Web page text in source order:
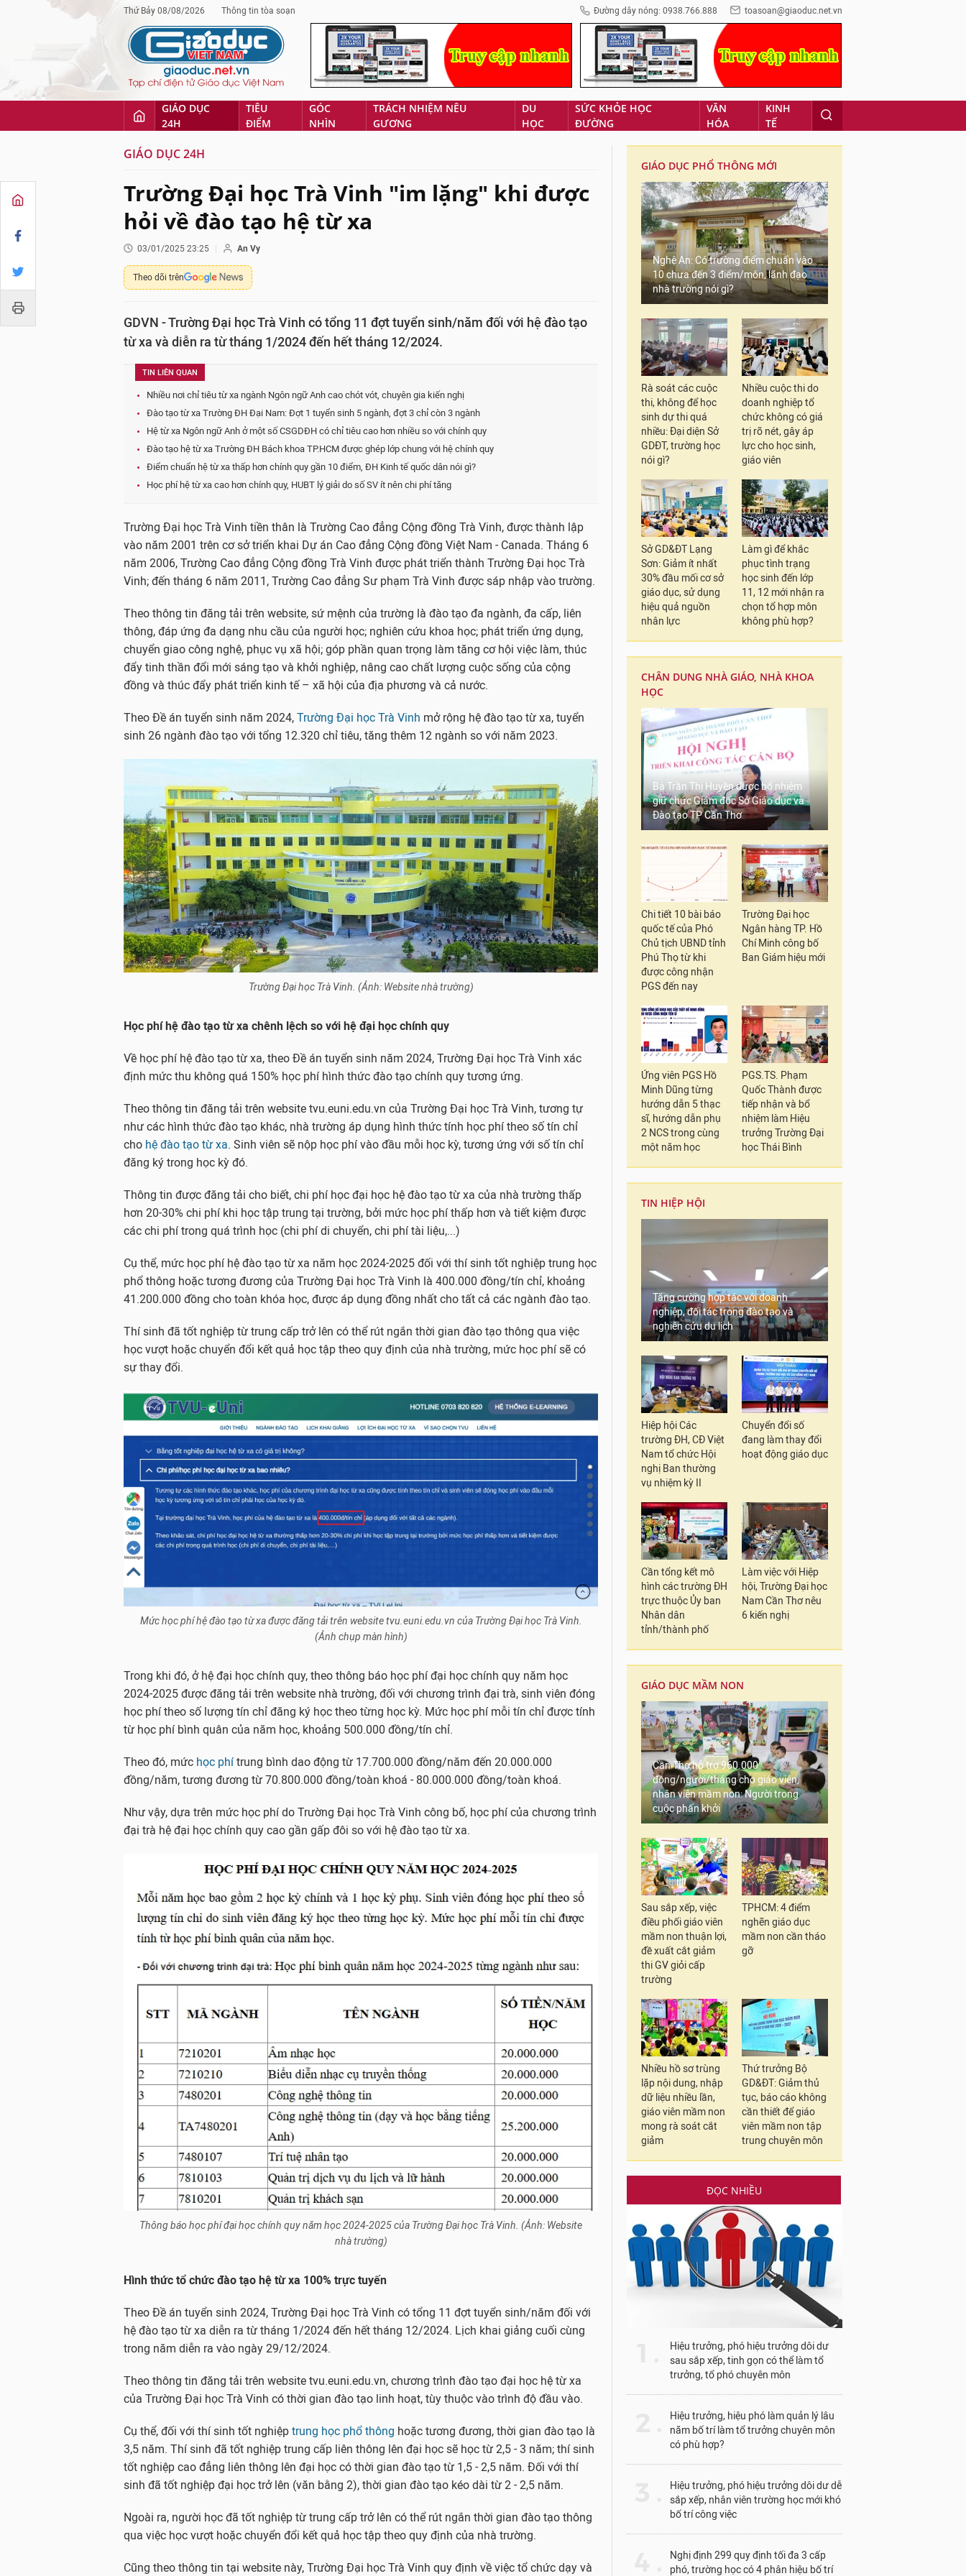
Thứ Bảy 08/08/2026 Thông tin tòa soạn Đường dây nóng: 0938.766.888 toasoan@giaoduc.net.vn
GIÁO DỤC
24H
TIÊU
ĐIỂM
GÓC
NHÌN
TRÁCH NHIỆM NÊU
GƯƠNG
DU
HỌC
SỨC KHỎE HỌC
ĐƯỜNG
VĂN
HÓA
KINH
TẾ
GIÁO DỤC 24H
Trường Đại học Trà Vinh "im lặng" khi được
hỏi về đào tạo hệ từ xa
03/01/2025 23:25 An Vy
Theo dõi trên
GDVN - Trường Đại học Trà Vinh có tổng 11 đợt tuyển sinh/năm đối với hệ đào tạo
từ xa và diễn ra từ tháng 1/2024 đến hết tháng 12/2024.
TIN LIÊN QUAN
Nhiều nơi chỉ tiêu từ xa ngành Ngôn ngữ Anh cao chót vót, chuyên gia kiến nghị
Đào tạo từ xa Trường ĐH Đại Nam: Đợt 1 tuyển sinh 5 ngành, đợt 3 chỉ còn 3 ngành
Hệ từ xa Ngôn ngữ Anh ở một số CSGDĐH có chỉ tiêu cao hơn nhiều so với chính quy
Đào tạo hệ từ xa Trường ĐH Bách khoa TP.HCM được ghép lớp chung với hệ chính quy
Điểm chuẩn hệ từ xa thấp hơn chính quy gần 10 điểm, ĐH Kinh tế quốc dân nói gì?
Học phí hệ từ xa cao hơn chính quy, HUBT lý giải do số SV ít nên chi phí tăng
Trường Đại học Trà Vinh tiền thân là Trường Cao đẳng Cộng đồng Trà Vinh, được thành lập
vào năm 2001 trên cơ sở triển khai Dự án Cao đẳng Cộng đồng Việt Nam - Canada. Tháng 6
năm 2006, Trường Cao đẳng Cộng đồng Trà Vinh được phát triển thành Trường Đại học Trà
Vinh; đến tháng 6 năm 2011, Trường Cao đẳng Sư phạm Trà Vinh được sáp nhập vào trường.
Theo thông tin đăng tải trên website, sứ mệnh của trường là đào tạo đa ngành, đa cấp, liên
thông, đáp ứng đa dạng nhu cầu của người học; nghiên cứu khoa học; phát triển ứng dụng,
chuyển giao công nghệ, phục vụ xã hội; góp phần quan trọng làm tăng cơ hội việc làm, thúc
đẩy tinh thần đổi mới sáng tạo và khởi nghiệp, nâng cao chất lượng cuộc sống của cộng
đồng và thúc đẩy phát triển kinh tế – xã hội của địa phương và cả nước.
Theo Đề án tuyển sinh năm 2024, Trường Đại học Trà Vinh mở rộng hệ đào tạo từ xa, tuyển
sinh 26 ngành đào tạo với tổng 12.320 chỉ tiêu, tăng thêm 12 ngành so với năm 2023.
Trường Đại học Trà Vinh. (Ảnh: Website nhà trường)
Học phí hệ đào tạo từ xa chênh lệch so với hệ đại học chính quy
Về học phí hệ đào tạo từ xa, theo Đề án tuyển sinh năm 2024, Trường Đại học Trà Vinh xác
định mức thu không quá 150% học phí hình thức đào tạo chính quy tương ứng.
Theo thông tin đăng tải trên website tvu.euni.edu.vn của Trường Đại học Trà Vinh, tương tự
như các hình thức đào tạo khác, nhà trường áp dụng hình thức tính học phí theo số tín chỉ
cho hệ đào tạo từ xa. Sinh viên sẽ nộp học phí vào đầu mỗi học kỳ, tương ứng với số tín chỉ
đăng ký trong học kỳ đó.
Thông tin được đăng tải cho biết, chi phí học đại học hệ đào tạo từ xa của nhà trường thấp
hơn 20-30% chi phí khi học tập trung tại trường, bởi mức học phí thấp hơn và tiết kiệm được
các chi phí trong quá trình học (chi phí di chuyển, chi phí tài liệu,...)
Cụ thể, mức học phí hệ đào tạo từ xa năm học 2024-2025 đối với thí sinh tốt nghiệp trung học
phổ thông hoặc tương đương của Trường Đại học Trà Vinh là 400.000 đồng/tín chỉ, khoảng
41.200.000 đồng cho toàn khóa học, được áp dụng đồng nhất cho tất cả các ngành đào tạo.
Thí sinh đã tốt nghiệp từ trung cấp trở lên có thể rút ngắn thời gian đào tạo thông qua việc
học vượt hoặc chuyển đổi kết quả học tập theo quy định của nhà trường, mức học phí sẽ có
sự thay đổi.
Mức học phí hệ đào tạo từ xa được đăng tải trên website tvu.euni.edu.vn của Trường Đại học Trà Vinh.
(Ảnh chụp màn hình)
Trong khi đó, ở hệ đại học chính quy, theo thông báo học phí đại học chính quy năm học
2024-2025 được đăng tải trên website nhà trường, đối với chương trình đại trà, sinh viên đóng
học phí theo số lượng tín chỉ đăng ký học theo từng học kỳ. Mức học phí mỗi tín chỉ được tính
từ học phí bình quân của năm học, khoảng 500.000 đồng/tín chỉ.
Theo đó, mức học phítrung bình dao động từ 17.700.000 đồng/năm đến 20.000.000
đồng/năm, tương đương từ 70.800.000 đồng/toàn khoá - 80.000.000 đồng/toàn khoá.
Như vậy, dựa trên mức học phí do Trường Đại học Trà Vinh công bố, học phí của chương trình
đại trà hệ đại học chính quy cao gần gấp đôi so với hệ đào tạo từ xa.
Thông báo học phí đại học chính quy năm học 2024-2025 của Trường Đại học Trà Vinh. (Ảnh: Website
nhà trường)
Hình thức tổ chức đào tạo hệ từ xa 100% trực tuyến
Theo Đề án tuyển sinh 2024, Trường Đại học Trà Vinh có tổng 11 đợt tuyển sinh/năm đối với
hệ đào tạo từ xa diễn ra từ tháng 1/2024 đến hết tháng 12/2024. Lịch khai giảng cuối cùng
trong năm diễn ra vào ngày 29/12/2024.
Theo thông tin đăng tải trên website tvu.euni.edu.vn, chương trình đào tạo đại học hệ từ xa
của Trường Đại học Trà Vinh có thời gian đào tạo linh hoạt, tùy thuộc vào trình độ đầu vào.
Cụ thể, đối với thí sinh tốt nghiệp trung học phổ thông hoặc tương đương, thời gian đào tạo là
3,5 năm. Thí sinh đã tốt nghiệp trung cấp liên thông lên đại học sẽ học từ 2,5 - 3 năm; thí sinh
tốt nghiệp cao đẳng liên thông lên đại học có thời gian đào tạo từ 1,5 - 2,5 năm. Đối với thí
sinh đã tốt nghiệp đại học trở lên (văn bằng 2), thời gian đào tạo kéo dài từ 2 - 2,5 năm.
Ngoài ra, người học đã tốt nghiệp từ trung cấp trở lên có thể rút ngắn thời gian đào tạo thông
qua việc học vượt hoặc chuyển đổi kết quả học tập theo quy định của nhà trường.
Cũng theo thông tin tại website này, Trường Đại học Trà Vinh quy định về việc tổ chức dạy và
GIÁO DỤC PHỔ THÔNG MỚI
Nghệ An: Có trường điểm chuẩn vào
10 chưa đến 3 điểm/môn, lãnh đạo
nhà trường nói gì?
Rà soát các cuộc
thi, không để học
sinh dự thi quá
nhiều: Đại diện Sở
GDĐT, trường học
nói gì?
Nhiều cuộc thi do
doanh nghiệp tổ
chức không có giá
trị rõ nét, gây áp
lực cho học sinh,
giáo viên
Sở GD&ĐT Lạng
Sơn: Giảm ít nhất
30% đầu mối cơ sở
giáo dục, sử dụng
hiệu quả nguồn
nhân lực
Làm gì để khắc
phục tình trạng
học sinh đến lớp
11, 12 mới nhận ra
chọn tổ hợp môn
không phù hợp?
CHÂN DUNG NHÀ GIÁO, NHÀ KHOA
HỌC
Bà Trần Thị Huyền được bổ nhiệm
giữ chức Giám đốc Sở Giáo dục và
Đào tạo TP Cần Thơ
Chi tiết 10 bài báo
quốc tế của Phó
Chủ tịch UBND tỉnh
Phú Thọ từ khi
được công nhận
PGS đến nay
Trường Đại học
Ngân hàng TP. Hồ
Chí Minh công bố
Ban Giám hiệu mới
Ứng viên PGS Hồ
Minh Dũng từng
hướng dẫn 5 thạc
sĩ, hướng dẫn phụ
2 NCS trong cùng
một năm học
PGS.TS. Phạm
Quốc Thành được
tiếp nhận và bổ
nhiệm làm Hiệu
trưởng Trường Đại
học Thái Bình
TIN HIỆP HỘI
Tăng cường hợp tác với doanh
nghiệp, đối tác trong đào tạo và
nghiên cứu du lịch
Hiệp hội Các
trường ĐH, CĐ Việt
Nam tổ chức Hội
nghị Ban thường
vụ nhiệm kỳ II
Chuyển đổi số
đang làm thay đổi
hoạt động giáo dục
Cần tổng kết mô
hình các trường ĐH
trực thuộc Ủy ban
Nhân dân
tỉnh/thành phố
Làm việc với Hiệp
hội, Trường Đại học
Nam Cần Thơ nêu
6 kiến nghị
GIÁO DỤC MẦM NON
Cần Thơ hỗ trợ 960.000
đồng/người/tháng cho giáo viên,
nhân viên mầm non: Người trong
cuộc phấn khởi
Sau sắp xếp, việc
điều phối giáo viên
mầm non thuận lợi,
đề xuất cắt giảm
thi GV giỏi cấp
trường
TPHCM: 4 điểm
nghẽn giáo dục
mầm non cần tháo
gỡ
Nhiều hồ sơ trùng
lặp nội dung, nhập
dữ liệu nhiều lần,
giáo viên mầm non
mong rà soát cắt
giảm
Thứ trưởng Bộ
GD&ĐT: Giảm thủ
tục, báo cáo không
cần thiết để giáo
viên mầm non tập
trung chuyên môn
ĐỌC NHIỀU
Hiệu trưởng, phó hiệu trưởng dôi dư
sau sắp xếp, tinh gọn có thể làm tổ
trưởng, tổ phó chuyên môn
Hiệu trưởng, hiệu phó làm quản lý lâu
năm bố trí làm tổ trưởng chuyên môn
có phù hợp?
Hiệu trưởng, phó hiệu trưởng dôi dư dễ
sắp xếp, nhân viên trường học mới khó
bố trí công việc
Nghị định 299 quy định tối đa 3 cấp
phó, trường học có 4 phân hiệu bố trí